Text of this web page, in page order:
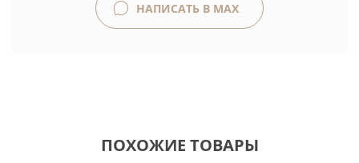
НАПИСАТЬ В MAX
ПОХОЖИЕ ТОВАРЫ